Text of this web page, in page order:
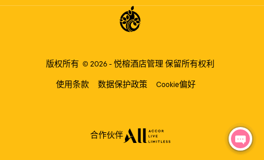
版权所有 © 2026 - 悦榕酒店管理 保留所有权利
使用条款 数据保护政策 Cookie偏好
合作伙伴